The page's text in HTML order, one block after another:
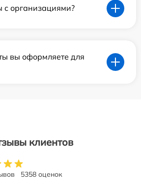
с организациями?
вы оформляете для
клиентов
5358 оценок